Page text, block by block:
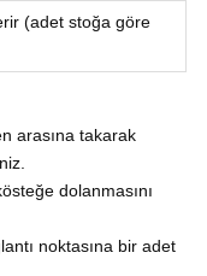
(adet stoğa göre
arasına takarak
dolanmasını
noktasına bir adet